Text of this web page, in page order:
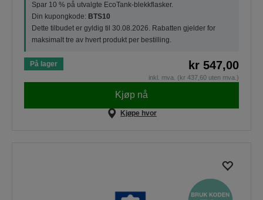
Spar 10 % på utvalgte EcoTank-blekkflasker.
Din kupongkode: BTS10
Dette tilbudet er gyldig til 30.08.2026. Rabatten gjelder for
maksimalt tre av hvert produkt per bestilling.
På lager kr 547,00
inkl. mva. (kr 437,60 uten mva.)
Kjøp nå
Kjøpe hvor